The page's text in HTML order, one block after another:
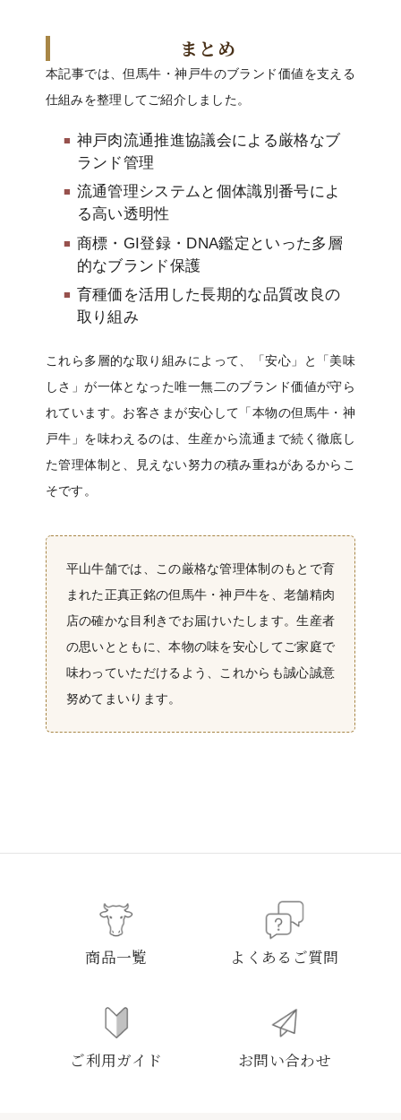
まとめ
本記事では、但馬牛・神戸牛のブランド価値を支える
仕組みを整理してご紹介しました。
神戸肉流通推進協議会による厳格なブ
ランド管理
流通管理システムと個体識別番号によ
る高い透明性
商標・GI登録・DNA鑑定といった多層
的なブランド保護
育種価を活用した長期的な品質改良の
取り組み
これら多層的な取り組みによって、「安心」と「美味
しさ」が一体となった唯一無二のブランド価値が守ら
れています。お客さまが安心して「本物の但馬牛・神
戸牛」を味わえるのは、生産から流通まで続く徹底し
た管理体制と、見えない努力の積み重ねがあるからこ
そです。
平山牛舗では、この厳格な管理体制のもとで育
まれた正真正銘の但馬牛・神戸牛を、老舗精肉
店の確かな目利きでお届けいたします。生産者
の思いとともに、本物の味を安心してご家庭で
味わっていただけるよう、これからも誠心誠意
努めてまいります。
商品一覧 よくあるご質問
ご利用ガイド お問い合わせ